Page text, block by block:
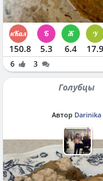
150.8 5.3 6.4 17.9
6 3
Голубцы
Автор Darinika